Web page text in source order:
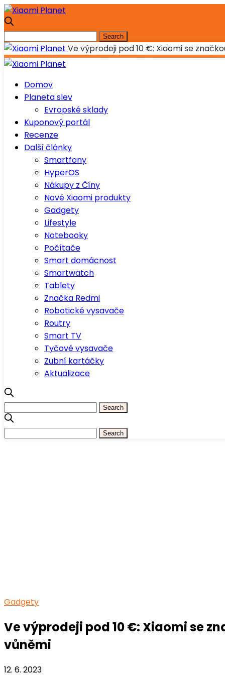
Ve výprodeji pod 10 €: Xiaomi se
Domov
Planeta slev
Evropské sklady
Kuponový portál
Recenze
Další články
Smartfony
HyperOS
Nákupy z Číny
Nové Xiaomi produkty
Gadgety
Lifestyle
Notebooky
Počítače
Smart domácnost
Smartwatch
Tablety
Značka Redmi
Robotické vysavače
Routry
Smart TV
Tyčové vysavače
Zubní kartáčky
Aktualizace
Gadgety
Ve výprodeji pod 10 €: Xiaomi se
vůněmi
12. 6. 2023